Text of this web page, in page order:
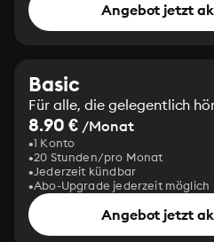
Angebot jetzt
Basic
Für alle, die gelegentlich
8.90 € /Monat
1 Konto
20 Stunden/pro Monat
Jederzeit kündbar
Abo-Upgrade jederzeit möglich
Angebot jetzt